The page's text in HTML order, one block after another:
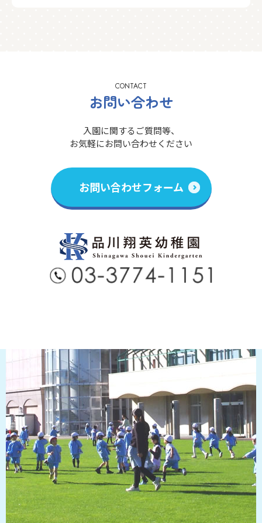
CONTACT
お問い合わせ
入園に関するご質問等、
お気軽にお問い合わせください
お問い合わせフォーム